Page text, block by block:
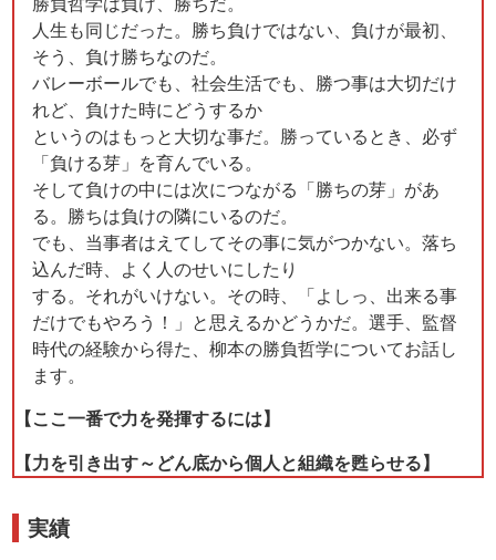
人生も同じだった。勝ち負けではない、負けが最初、
そう、負け勝ちなのだ。
バレーボールでも、社会生活でも、勝つ事は大切だけ
れど、負けた時にどうするか
というのはもっと大切な事だ。勝っているとき、必ず
「負ける芽」を育んでいる。
そして負けの中には次につながる「勝ちの芽」があ
る。勝ちは負けの隣にいるのだ。
でも、当事者はえてしてその事に気がつかない。落ち
込んだ時、よく人のせいにしたり
する。それがいけない。その時、「よしっ、出来る事
だけでもやろう！」と思えるかどうかだ。選手、監督
時代の経験から得た、柳本の勝負哲学についてお話し
ます。
【ここ一番で力を発揮するには】
【力を引き出す～どん底から個人と組織を甦らせる】
実績